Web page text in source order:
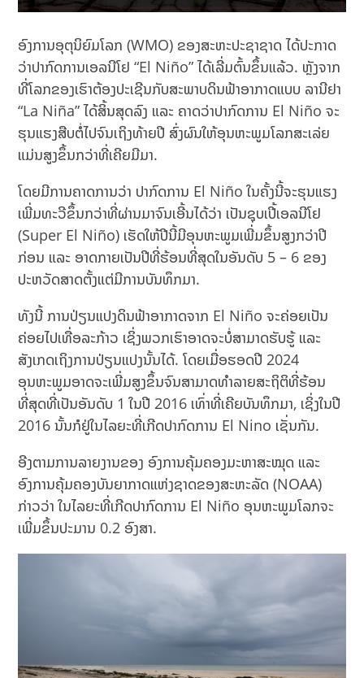
ອົງການອຸຕຸນິຍົມໂລກ (WMO) ຂອງສະຫະປະຊາຊາດ ໄດ້ປະກາດ
ວ່າປາກົດການເອລນີໂຢ “El Niño” ໄດ້ເລີ່ມຕົ້ນຂຶ້ນແລ້ວ. ຫຼັງຈາກ
ທີ່ໂລກຂອງເຮົາຕ້ອງປະເຊີນກັບສະພາບດິນຟ້າອາກາດແບບ ລານີຢາ
“La Niña” ໄດ້ສິ້ນສຸດລົງ ແລະ ຄາດວ່າປາກົດການ El Niño ຈະ
ຮຸນແຮງສືບຕໍ່ໄປຈົນເຖິງທ້າຍປີ ສົ່ງຜົນໃຫ້ອຸນຫະພູມໂລກສະເລ່ຍ
ແມ່ນສູງຂຶ້ນກວ່າທີ່ເຄີຍມີມາ.
ໂດຍມີການຄາດການວ່າ ປາກົດການ El Niño ໃນຄັ້ງນີ້ຈະຮຸນແຮງ
ເພີ່ມທະວີຂຶ້ນກວ່າທີ່ຜ່ານມາຈົນເອີ້ນໄດ້ວ່າ ເປັນຊຸບເປີ້ເອລນີໂຢ
(Super El Niño) ເຮັດໃຫ້ປີນີ້ມີອຸນຫະພູມເພີ່ມຂຶ້ນສູງກວ່າປີ
ກ່ອນ ແລະ ອາດກາຍເປັນປີທີ່ຮ້ອນທີ່ສຸດໃນອັນດັບ 5 – 6 ຂອງ
ປະຫວັດສາດຕັ້ງແຕ່ມີການບັນທຶກມາ.
ທັງນີ້ ການປ່ຽນແປງດິນຟ້າອາກາດຈາກ El Niño ຈະຄ່ອຍເປັນ
ຄ່ອຍໄປເທື່ອລະກ້າວ ເຊິ່ງພວກເຮົາອາດຈະບໍ່ສາມາດຮັບຮູ້ ແລະ
ສັງເກດເຖິງການປ່ຽນແປງນັ້ນໄດ້. ໂດຍເມື່ອຮອດປີ 2024
ອຸນຫະພູມອາດຈະເພີ່ມສູງຂຶ້ນຈົນສາມາດທຳລາຍສະຖິຕິທີ່ຮ້ອນ
ທີ່ສຸດທີ່ເປັນອັນດັບ 1 ໃນປີ 2016 ເທົ່າທີ່ເຄີຍບັນທຶກມາ, ເຊິ່ງໃນປີ
2016 ນັ້ນກໍຢູ່ໃນ​​ໄລຍະທີ່ເກີດປາກົດການ El Nino ເຊັ່ນກັນ.
ອີງຕາມການລາຍງານຂອງ ອົງການຄຸ້ມຄອງມະຫາສະໝຸດ ​ແລະ
ອົງການ​ຄຸ້ມ​ຄອງ​ບັນຍາກາດ​ແຫ່ງ​ຊາດ​ຂອງ​ສະຫະລັດ (NOAA)
ກ່າວ​ວ່າ ​ໃນ​ໄລຍະທີ່ເກີດປາກົດການ El Niño ອຸນຫະພູມໂລກຈະ
ເພີ່ມຂຶ້ນປະມານ 0.2 ອົງສາ.